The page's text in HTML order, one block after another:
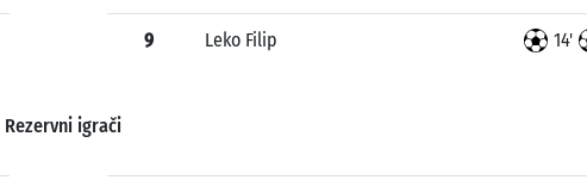
9 Leko Filip 14'
Rezervni igrači